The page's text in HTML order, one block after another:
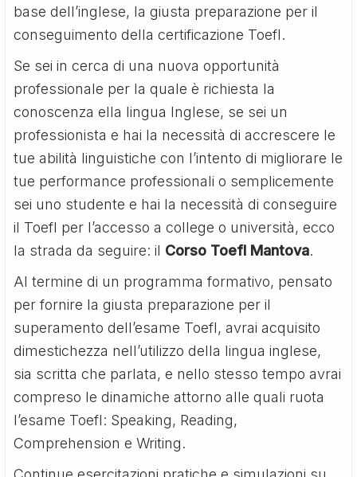
base dell’inglese, la giusta preparazione per il
conseguimento della certificazione Toefl.
Se sei in cerca di una nuova opportunità
professionale per la quale è richiesta la
conoscenza ella lingua Inglese, se sei un
professionista e hai la necessità di accrescere le
tue abilità linguistiche con l’intento di migliorare le
tue performance professionali o semplicemente
sei uno studente e hai la necessità di conseguire
il Toefl per l’accesso a college o università, ecco
la strada da seguire: il Corso Toefl Mantova.
Al termine di un programma formativo, pensato
per fornire la giusta preparazione per il
superamento dell’esame Toefl, avrai acquisito
dimestichezza nell’utilizzo della lingua inglese,
sia scritta che parlata, e nello stesso tempo avrai
compreso le dinamiche attorno alle quali ruota
l’esame Toefl: Speaking, Reading,
Comprehension e Writing.